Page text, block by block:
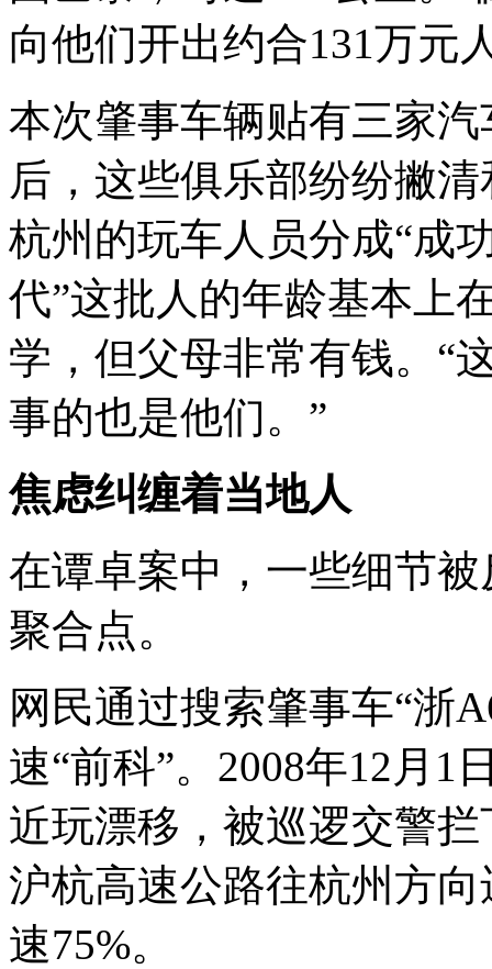
向他们开出约合131万元
本次肇事车辆贴有三家
后，这些俱乐部纷纷撇
杭州的玩车人员分成“成
代”这批人的年龄基本上
学，但父母非常有钱。“
事的也是他们。”
焦虑纠缠着当地人
在谭卓案中，一些细节
聚合点。
网民通过搜索肇事车“浙
速“前科”。2008年12月1
近玩漂移，被巡逻交警
沪杭高速公路往杭州方
速75%。